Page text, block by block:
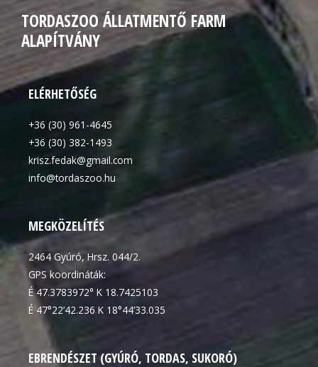
TORDASZOO ÁLLATMENTŐ FARM
ALAPÍTVÁNY
ELÉRHETŐSÉG
+36 (30) 961-4645
+36 (30) 382-1493
krisz.fedak@gmail.com
info@tordaszoo.hu
MEGKÖZELÍTÉS
2464 Gyúró, Hrsz. 044/2.
GPS koordináták:
É 47.3783972° K 18.7425103
É 47°22’42.236 K 18°44’33.035
EBRENDÉSZET (GYÚRÓ, TORDAS, SUKORÓ)